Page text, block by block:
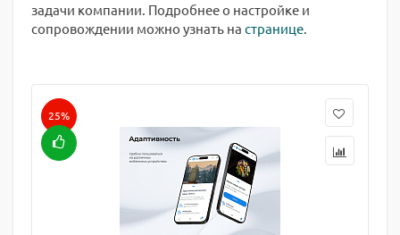
задачи компании. Подробнее о настройке и
сопровождении можно узнать на странице.
25%